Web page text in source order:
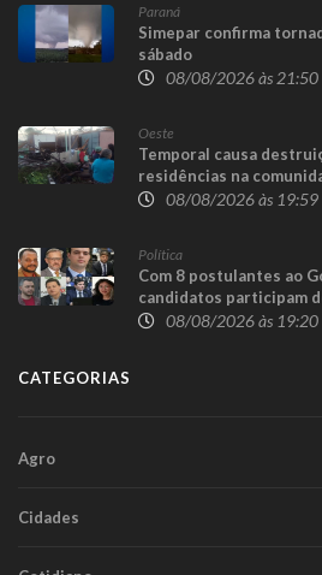
Paraná
Simepar confirma
sábado
08/08/2026 às 21:50
Oeste
Temporal causa
residências na
Candói08/08/2026 às 19:59
Política
Com 8 postulantes ao
candidatos participam
08/08/2026 às 19:20
CATEGORIAS
Agro
Cidades